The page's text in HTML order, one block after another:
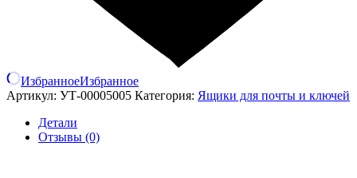
ИзбранноеИзбранное
Артикул: УТ-00005005 Категория: Ящики для почты и ключей
Детали
Отзывы (0)